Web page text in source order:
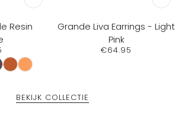
Resin
Grande Liva Earrings - Light
Pink
€64.95
BEKIJK COLLECTIE